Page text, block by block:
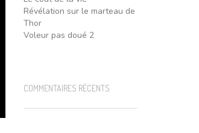
Révélation sur le marteau de
Thor
Voleur pas doué 2
COMMENTAIRES RÉCENTS